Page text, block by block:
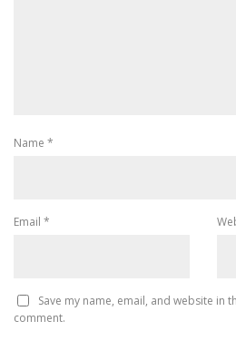
Name *
Email *
Save my name, email, and website in
comment.